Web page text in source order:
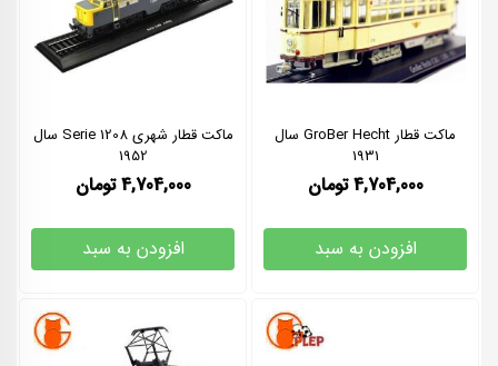
ماکت قطار GroBer Hecht سال
1931
4,704,000 تومان
افزودن به سبد
ماکت قطار شهری Serie 1208 سال
1952
4,704,000 تومان
افزودن به سبد